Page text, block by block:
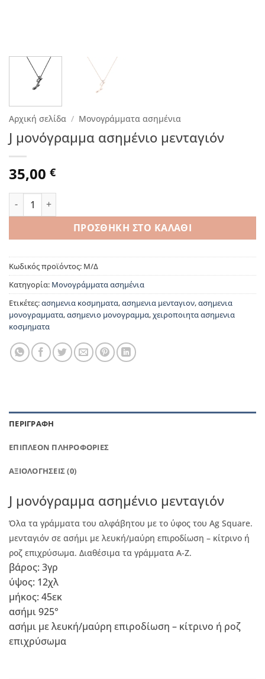
Αρχική σελίδα / Μονογράμματα ασημένια
J μονόγραμμα ασημένιο μενταγιόν
35,00 €
J μονόγραμμα ασημένιο μενταγιόν ποσότητα
ΠΡΟΣΘΉΚΗ ΣΤΟ ΚΑΛΆΘΙ
Κωδικός προϊόντος: Μ/Δ
Κατηγορία: Μονογράμματα ασημένια
Ετικέτες:ασημενια κοσμηματα,ασημενια μενταγιον,ασημενια
μονογραμματα,ασημενιο μονογραμμα,χειροποιητα ασημενια
κοσμηματα
ΠΕΡΙΓΡΑΦΉ
ΕΠΙΠΛΈΟΝ ΠΛΗΡΟΦΟΡΊΕΣ
ΑΞΙΟΛΟΓΉΣΕΙΣ (0)
J μονόγραμμα ασημένιο μενταγιόν
Όλα τα γράμματα του αλφάβητου με το ύφος του Ag Square.
μενταγιόν σε ασήμι με λευκή/μαύρη επιροδίωση – κίτρινο ή
ροζ επιχρύσωμα. Διαθέσιμα τα γράμματα Α-Ζ.
βάρος: 3γρ
ύψος: 12χλ
μήκος: 45εκ
ασήμι 925°
ασήμι με λευκή/μαύρη επιροδίωση – κίτρινο ή ροζ
επιχρύσωμα